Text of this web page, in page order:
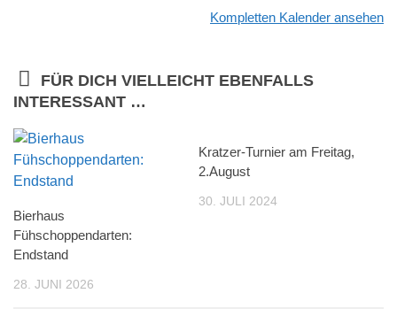
Kompletten Kalender ansehen
FÜR DICH VIELLEICHT EBENFALLS
INTERESSANT …
Bierhaus
Fühschoppendarten:
Endstand
28. JUNI 2026
Kratzer-Turnier am Freitag,
2.August
30. JULI 2024